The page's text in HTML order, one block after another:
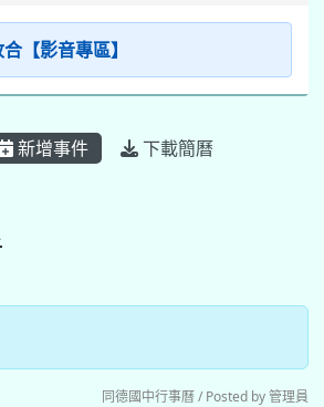
【影音專區】
新增事件
下載簡曆
同德國中行事曆 / Posted by 管理員